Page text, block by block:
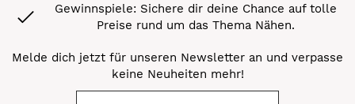
Gewinnspiele: Sichere dir deine Chance auf tolle
Preise rund um das Thema Nähen.
Melde dich jetzt für unseren Newsletter an und verpasse
keine Neuheiten mehr!